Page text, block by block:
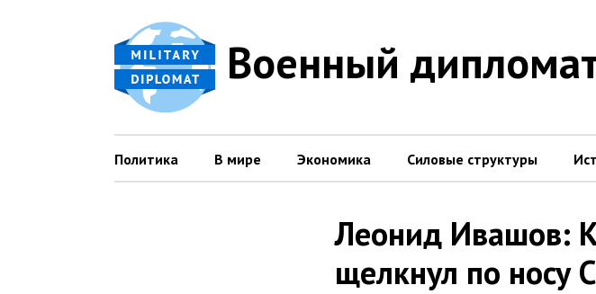
Военный
Политика В мире Экономика Силовые структуры
Леонид Ивашов:
щелкнул по носу